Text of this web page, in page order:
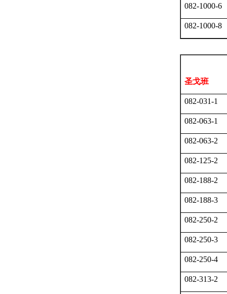
082-1000-6
082-1000-8
圣戈班
082-031-1
082-063-1
082-063-2
082-125-2
082-188-2
082-188-3
082-250-2
082-250-3
082-250-4
082-313-2